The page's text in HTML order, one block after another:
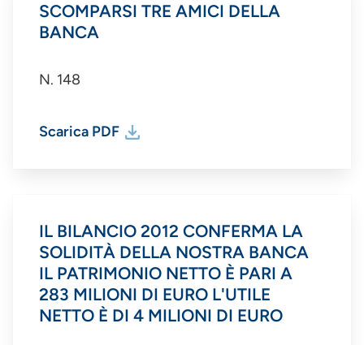
SCOMPARSI TRE AMICI DELLA
BANCA
N. 148
Scarica PDF
IL BILANCIO 2012 CONFERMA LA
SOLIDITÀ DELLA NOSTRA BANCA
IL PATRIMONIO NETTO È PARI A
283 MILIONI DI EURO L'UTILE
NETTO È DI 4 MILIONI DI EURO